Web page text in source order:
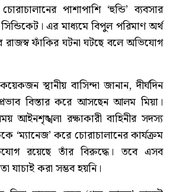
পাশাপাশি ‘হুন্ডি’ ব্যবসার
এর মাধ্যমে বিপুল পরিমাণ অর্থ
রাজস্ব ফাঁকির ঘটনা ঘটছে বলে অভিযোগ
স্থানীয় বাসিন্দা জানান, দীর্ঘদিন
বিস্তার করে আসছেন আলম মিয়া।
আইনশৃঙ্খলা রক্ষাকারী বাহিনীর সদস্য
‘ম্যানেজ’ করে চোরাচালানের কার্যক্রম
রয়েছে তাঁর বিরুদ্ধে। তবে এসব
যাচাই করা সম্ভব হয়নি।